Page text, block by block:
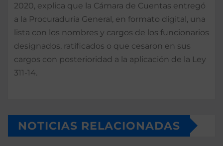
2020, explica que la Cámara de Cuentas entregó
a la Procuraduría General, en formato digital, una
lista con los nombres y cargos de los funcionarios
designados, ratificados o que cesaron en sus
cargos con posterioridad a la aplicación de la Ley
311-14.
NOTICIAS RELACIONADAS